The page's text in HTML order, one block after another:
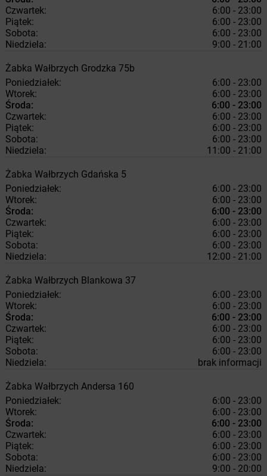
Czwartek:
6:00 - 23:00
Piątek:
6:00 - 23:00
Sobota:
6:00 - 23:00
Niedziela:
9:00 - 21:00
Żabka Wałbrzych Grodzka 75b
Poniedziałek:
6:00 - 23:00
Wtorek:
6:00 - 23:00
Środa:
6:00 - 23:00
Czwartek:
6:00 - 23:00
Piątek:
6:00 - 23:00
Sobota:
6:00 - 23:00
Niedziela:
11:00 - 21:00
Żabka Wałbrzych Gdańska 5
Poniedziałek:
6:00 - 23:00
Wtorek:
6:00 - 23:00
Środa:
6:00 - 23:00
Czwartek:
6:00 - 23:00
Piątek:
6:00 - 23:00
Sobota:
6:00 - 23:00
Niedziela:
12:00 - 21:00
Żabka Wałbrzych Blankowa 37
Poniedziałek:
6:00 - 23:00
Wtorek:
6:00 - 23:00
Środa:
6:00 - 23:00
Czwartek:
6:00 - 23:00
Piątek:
6:00 - 23:00
Sobota:
6:00 - 23:00
Niedziela:
brak informacji
Żabka Wałbrzych Andersa 160
Poniedziałek:
6:00 - 23:00
Wtorek:
6:00 - 23:00
Środa:
6:00 - 23:00
Czwartek:
6:00 - 23:00
Piątek:
6:00 - 23:00
Sobota:
6:00 - 23:00
Niedziela:
9:00 - 20:00